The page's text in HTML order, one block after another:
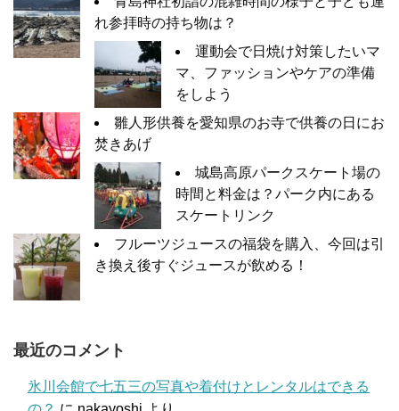
れ参拝時の持ち物は？
運動会で日焼け対策したいマ
マ、ファッションやケアの準備
をしよう
雛人形供養を愛知県のお寺で供養の日にお
焚きあげ
城島高原パークスケート場の
時間と料金は？パーク内にある
スケートリンク
フルーツジュースの福袋を購入、今回は引
き換え後すぐジュースが飲める！
最近のコメント
氷川会館で七五三の写真や着付けとレンタルはできる